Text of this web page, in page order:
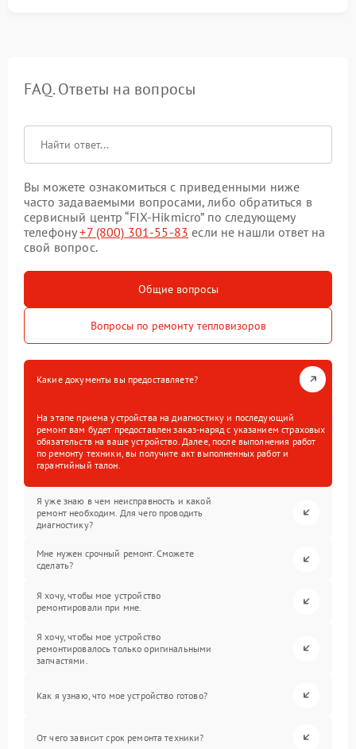
FAQ. Ответы на вопросы
Вы можете ознакомиться с приведенными ниже
часто задаваемыми вопросами, либо обратиться в
сервисный центр “FIX-Hikmicro” по следующему
телефону+7 (800) 301-55-83 если не нашли ответ на
свой вопрос.
Общие вопросы
Вопросы по ремонту тепловизоров
Какие документы вы предоставляете?
На этапе приема устройства на диагностику и последующий
ремонт вам будет предоставлен заказ-наряд с указанием страховых
обязательств на ваше устройство. Далее, после выполнения работ
по ремонту техники, вы получите акт выполненных работ и
гарантийный талон.
Я уже знаю в чем неисправность и какой
ремонт необходим. Для чего проводить
диагностику?
Мне нужен срочный ремонт. Сможете
сделать?
Я хочу, чтобы мое устройство
ремонтировали при мне.
Я хочу, чтобы мое устройство
ремонтировалось только оригинальными
запчастями.
Как я узнаю, что мое устройство готово?
От чего зависит срок ремонта техники?